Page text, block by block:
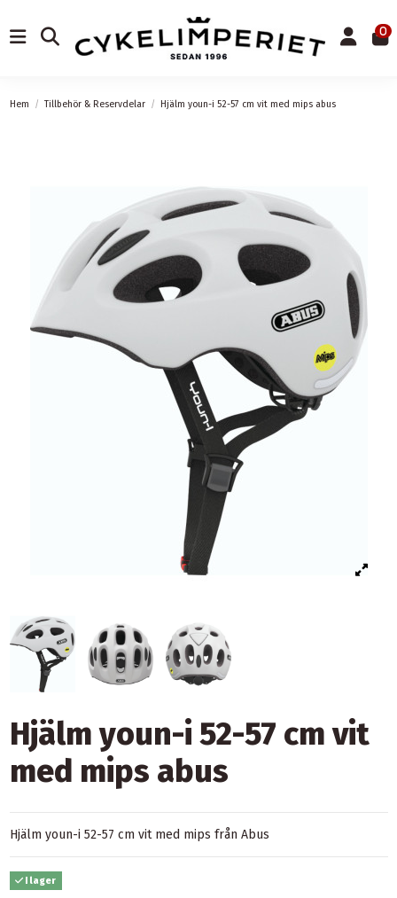
0
Hem Tillbehör & Reservdelar Hjälm youn-i 52-57 cm vit med mips abus
Hjälm youn-i 52-57 cm vit
med mips abus
Hjälm youn-i 52-57 cm vit med mips från Abus
I lager